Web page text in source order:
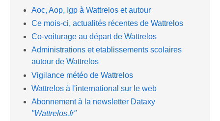
Aoc, Aop, Igp à Wattrelos et autour
Ce mois-ci, actualités récentes de Wattrelos
Co-voiturage au départ de Wattrelos
Administrations et etablissements scolaires
autour de Wattrelos
Vigilance météo de Wattrelos
Wattrelos à l'international sur le web
Abonnement à la newsletter Dataxy
"Wattrelos.fr"